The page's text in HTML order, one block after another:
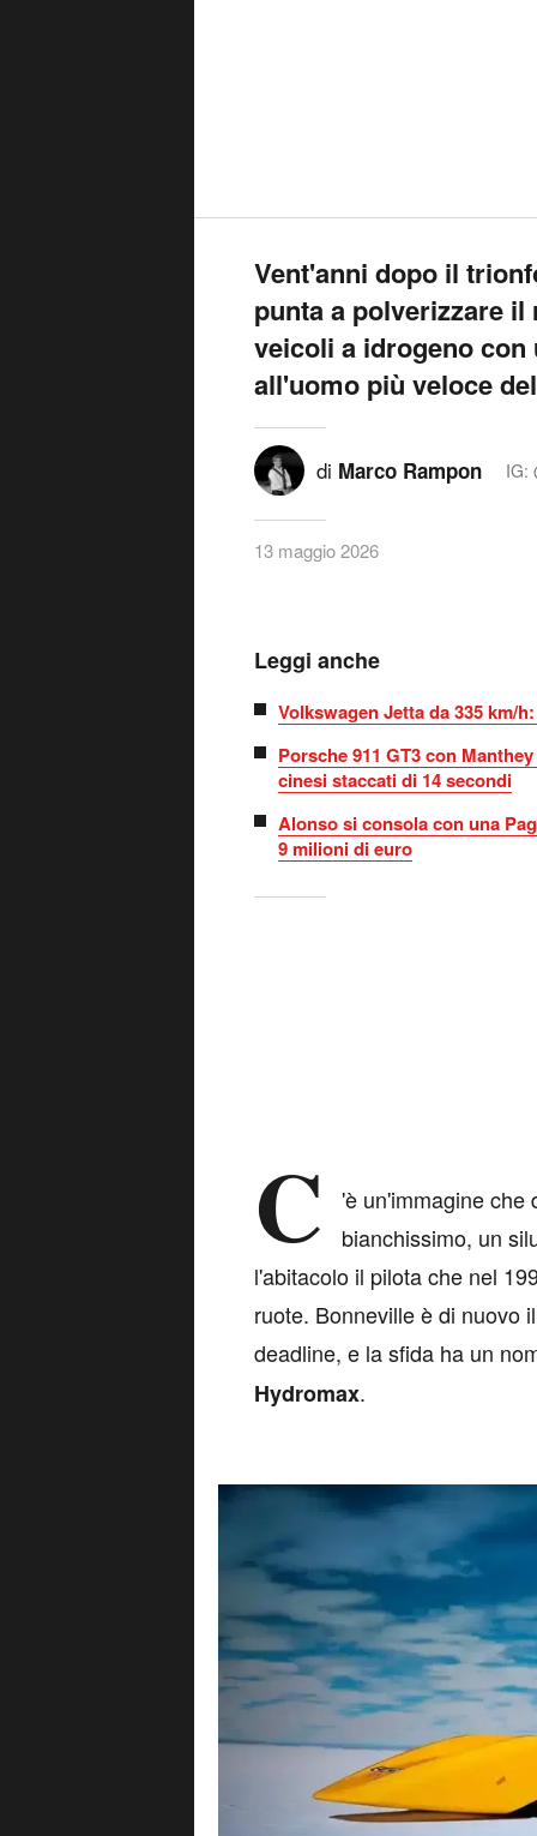
Vent'anni dopo il
punta a polverizzare
veicoli a idrogeno con
all'uomo più veloce
di Marco Rampon IG:
13 maggio 2026
Leggi anche
Volkswagen Jetta da 335 km/
Porsche 911 GT3 con
cinesi staccati di 14 secondi
Alonso si consola con una
9 milioni di euro
C
'è un'immagine che
bianchissimo, un
l'abitacolo il pilota che nel
ruote. Bonneville è di nuovo
deadline, e la sfida ha un
Hydromax.